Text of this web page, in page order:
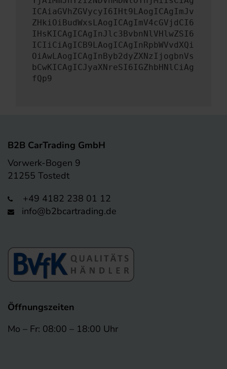
ICAiaGVhZGVycyI6IHt9LAogICAgImJv
ZHkiOiBudWxsLAogICAgImV4cGVjdCI6
IHsKICAgICAgInJlc3BvbnNlVHlwZSI6
ICIiCiAgICB9LAogICAgInRpbWVvdXQi
OiAwLAogICAgInByb2dyZXNzIjogbnVs
bCwKICAgICJyaXNreSI6IGZhbHNlCiAg
fQp9
B2B CarTrading GmbH
Vorwerk-Bogen 9
21255 Tostedt
+49 4182 238 01 12
info@b2bcartrading.de
Öffnungszeiten
Mo – Fr: 08:00 – 18:00 Uhr